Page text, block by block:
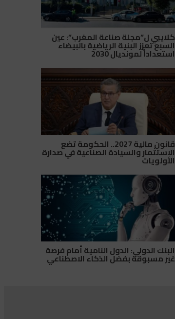
كلايبي ل”مجلة صناعة المغرب”: عين
السبع تعزز البنية الرياضية بالبيضاء
استعداداً لمونديال 2030
قانون مالية 2027.. الحكومة تضع
الاستثمار والسيادة الصناعية في صدارة
الأولويات
البنك الدولي: الدول النامية أمام فرصة
غير مسبوقة بفضل الذكاء الاصطناعي